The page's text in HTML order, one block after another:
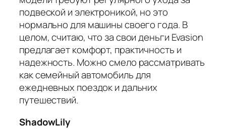
подвеской и электроникой, но это
нормально для машины своего года. В
целом, считаю, что за свои деньги Evasion
предлагает комфорт, практичность и
надежность. Можно смело рассматривать
как семейный автомобиль для
ежедневных поездок и дальних
путешествий.
ShadowLily